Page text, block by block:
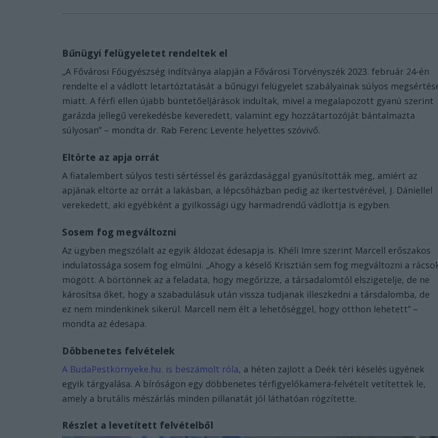
Bűnügyi felügyeletet rendeltek el
„A Fővárosi Főügyészség indítványa alapján a Fővárosi Törvényszék 2023. február 24-én
rendelte el a vádlott letartóztatását a bűnügyi felügyelet szabályainak súlyos
miatt. A férfi ellen újabb büntetőeljárások indultak, mivel a megalapozott gyanú szerint
garázda jellegű verekedésbe keveredett, valamint egy hozzátartozóját bántalmazta
súlyosan” – mondta dr. Rab Ferenc Levente helyettes szóvivő.
Eltörte az apja orrát
A fiatalembert súlyos testi sértéssel és garázdasággal gyanúsították meg, amiért az
apjának eltörte az orrát a lakásban, a lépcsőházban pedig az ikertestvérével, J. Dániellel
verekedett, aki egyébként a gyilkossági ügy harmadrendű vádlottja is egyben.
Sosem fog megváltozni
Az ügyben megszólalt az egyik áldozat édesapja is. Khéli Imre szerint Marcell erőszakos
indulatossága sosem fog elmúlni. „Ahogy a késelő Krisztián sem fog megváltozni a
mögött. A börtönnek az a feladata, hogy megőrizze, a társadalomtól elszigetelje, de ne
károsítsa őket, hogy a szabadulásuk után vissza tudjanak illeszkedni a társdalomba, de
ez nem mindenkinek sikerül. Marcell nem élt a lehetőséggel, hogy otthon lehetett” –
mondta az édesapa.
Döbbenetes felvételek
A BudaPestkörnyeke.hu. is beszámolt róla, a héten zajlott a Deék téri késelés ügyének
egyik tárgyalása. A bíróságon egy döbbenetes térfigyelőkamera-felvételt vetítettek le,
amely a brutális mészárlás minden pillanatát jól láthatóan rögzítette.
Részlet a levetített felvételből